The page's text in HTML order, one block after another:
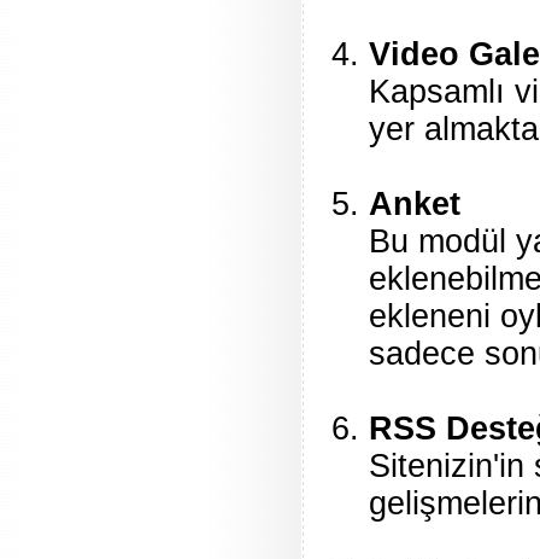
Video
Kapsamlı
yer
Anket
Bu modül
ekleneni
sadece
RSS
Sitenizin'in